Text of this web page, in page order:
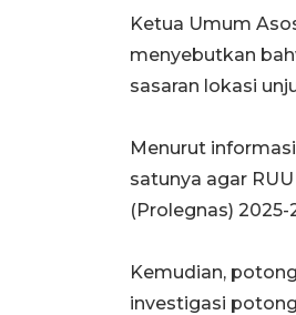
Ketua Umum
menyebutkan
sasaran lokasi
Menurut
satunya agar
(Prolegnas) 2025-
Kemudian,
investigasi